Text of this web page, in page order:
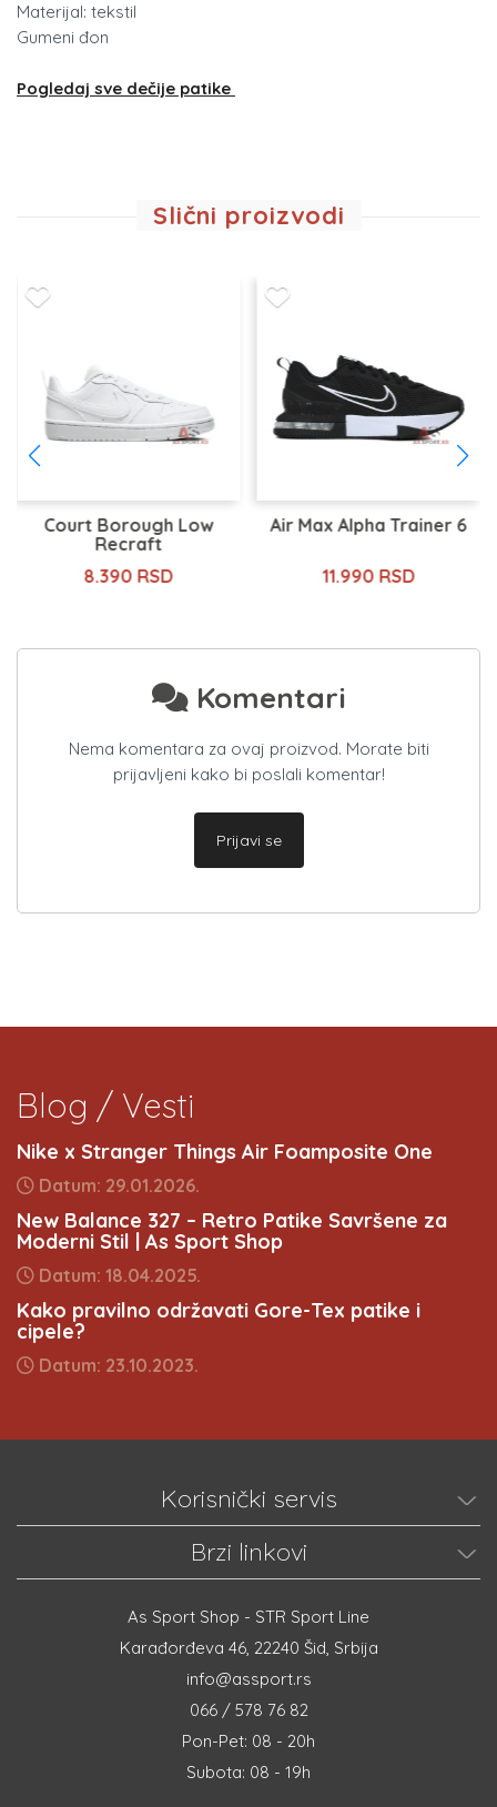
Materijal: tekstil
Gumeni đon
Pogledaj sve dečije patike
Slični proizvodi
Court Borough Low
Recraft
8.390 RSD
Air Max Alpha Trainer 6
11.990 RSD
Komentari
Nema komentara za ovaj proizvod. Morate biti
prijavljeni kako bi poslali komentar!
Prijavi se
Blog / Vesti
Nike x Stranger Things Air Foamposite One
Datum: 29.01.2026.
New Balance 327 – Retro Patike Savršene za
Moderni Stil | As Sport Shop
Datum: 18.04.2025.
Kako pravilno održavati Gore-Tex patike i
cipele?
Datum: 23.10.2023.
Korisnički servis
Brzi linkovi
As Sport Shop - STR Sport Line
Karađorđeva 46, 22240 Šid, Srbija
info@assport.rs
066 / 578 76 82
Pon-Pet: 08 - 20h
Subota: 08 - 19h